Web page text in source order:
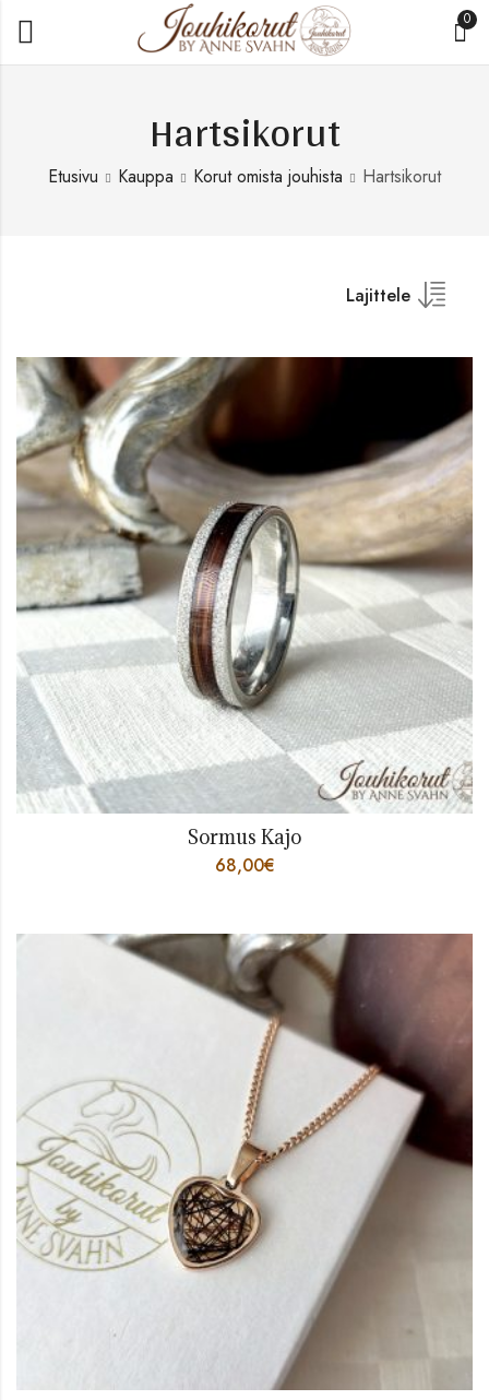
0
Hartsikorut
Etusivu Kauppa Korut omista jouhista Hartsikorut
Lajittele
Sormus Kajo
68,00€